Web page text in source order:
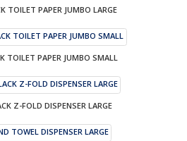
TOILET PAPER JUMBO LARGE
TOILET PAPER JUMBO SMALL
Z-FOLD DISPENSER LARGE